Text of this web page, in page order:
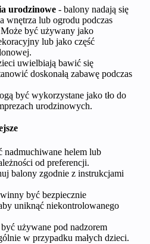
urodzinowe - balony nadają się
wnętrza lub ogrodu podczas
być używany jako
lub jako część
uwielbiają bawić się
doskonałą zabawę podczas
być wykorzystane jako tło do
urodzinowych.
nadmuchiwane helem lub
od preferencji.
balony zgodnie z instrukcjami
być bezpiecznie
uniknąć niekontrolowanego
używane pod nadzorem
w przypadku małych dzieci.